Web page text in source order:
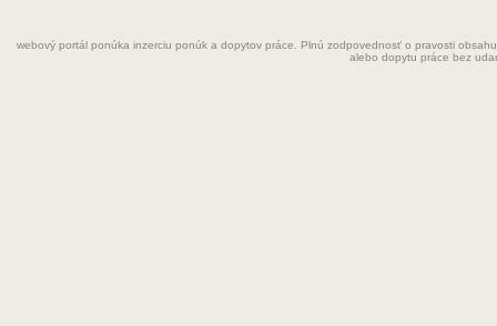
Grafik
webový portál ponúka inzerciu ponúk a dopytov práce. Plnú zodpovednosť o pravosti
alebo dopytu práce bez